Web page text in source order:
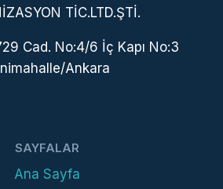
TİC.LTD.ŞTİ.
Cad. No:4/6 İç Kapı No:3
Ankara
SAYFALAR
Ana Sayfa